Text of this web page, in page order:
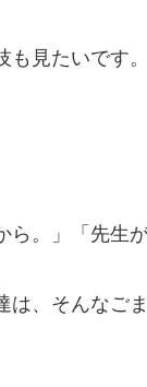
も見たいです
ら。」「先生
は、そんなご